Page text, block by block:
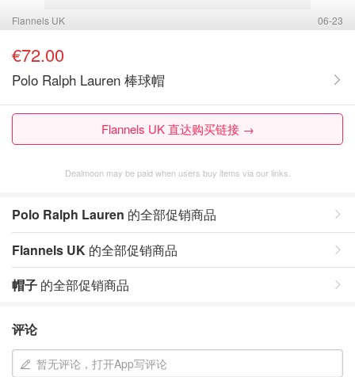
Flannels UK 06-23
€72.00
Polo Ralph Lauren 棒球帽
Flannels UK 直达购买链接 →
Dealmoon may be paid when users buy items via our links.
Polo Ralph Lauren 的全部促销商品
Flannels UK 的全部促销商品
帽子 的全部促销商品
评论
暂无评论，打开App写评论